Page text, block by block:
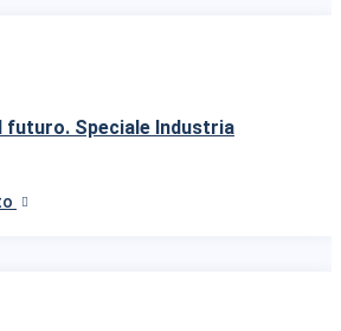
futuro. Speciale Industria